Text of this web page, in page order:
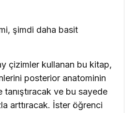
şimdi daha basit
çizimler kullanan bu kitap,
posterior anatominin
tanıştıracak ve bu sayede
arttıracak. İster öğrenci